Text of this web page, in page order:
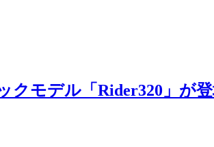
クモデル「Rider320」が